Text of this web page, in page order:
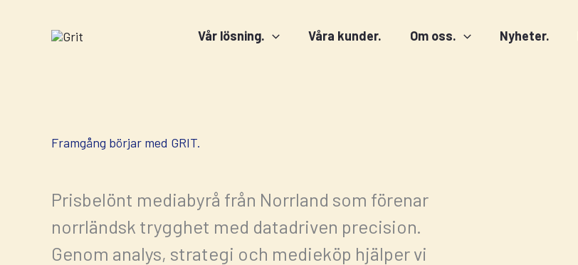
Vår lösning. Våra kunder. Om oss. Nyheter.
Framgång börjar med GRIT.
Prisbelönt mediabyrå från Norrland som förenar
norrländsk trygghet med datadriven precision.
Genom analys, strategi och medieköp hjälper vi